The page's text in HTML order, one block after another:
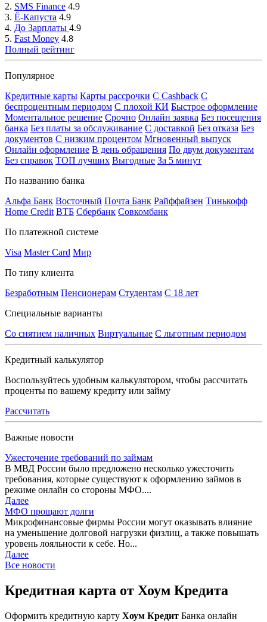
2. SMS Finance 4.9
3. Ё-Капуста 4.9
4. До Зарплаты 4.9
5. Fast Money 4.8
Полный рейтинг
Популярное
Кредитные карты Карты рассрочки C Cashback С
беспроцентным периодом С плохой КИ Быстрое оформление
Моментальное решение Срочно Онлайн заявка Без посещения
банка Без платы за обслуживание С доставкой Без отказа Без
документов С низким процентом Мгновенный выпуск
Онлайн оформление В день обращения По двум документам
Без справок ТОП лучших Выгодные За 5 минут
По названию банка
Альфа Банк Восточный Почта Банк Райффайзен Тинькофф
Home Credit ВТБ Сбербанк Совкомбанк
По платежной системе
Visa Master Card Мир
По типу клиента
Безработным Пенсионерам Студентам С 18 лет
Специальные варианты
Со снятием наличных Виртуальные С льготным периодом
Кредитный калькулятор
Воспользуйтесь удобным калькулятором, чтобы рассчитать
проценты по вашему кредиту или займу
Рассчитать
Важные новости
Ужесточение требований по займам
В МВД России было предложено несколько ужесточить
требования, которые существуют к оформлению займов в
режиме онлайн со стороны МФО....
Далее
МФО прощают долги
Микрофинансовые фирмы России могут оказывать влияние
на уменьшение долговой нагрузки физлиц, а также повышать
уровень лояльности к себе. Но...
Далее
Все новости
Кредитная карта от Хоум Кредита
Оформить кредитную карту Хоум Кредит Банка онлайн